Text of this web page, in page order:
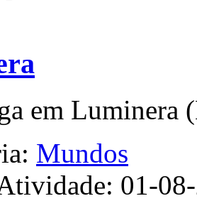
em Luminera
Mundos
01-